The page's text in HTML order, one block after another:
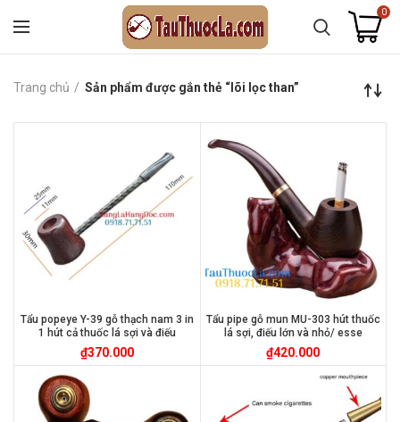
0
Trang chủ Sản phẩm được gắn thẻ “lõi lọc than”
Tẩu popeye Y-39 gỗ thạch nam 3 in
1 hút cả thuốc lá sợi và điếu
₫370.000
Tẩu pipe gỗ mun MU-303 hút thuốc
lá sợi, điếu lớn và nhỏ/ esse
₫420.000